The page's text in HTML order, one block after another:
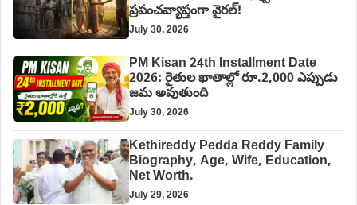
ప్రపంచవ్యాప్తంగా వైరల్!
July 30, 2026
PM Kisan 24th Installment Date
2026: రైతుల ఖాతాల్లో రూ.2,000 ఎప్పుడు
జమ అవుతుంది
July 30, 2026
Kethireddy Pedda Reddy Family
Biography, Age, Wife, Education,
Net Worth.
July 29, 2026